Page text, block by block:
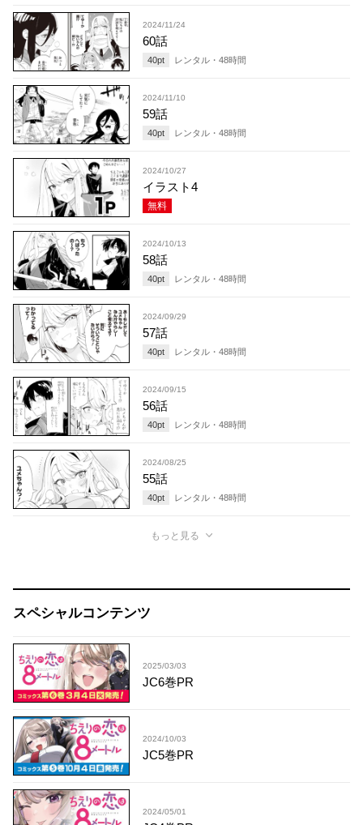
2024/11/24
60話
40pt レンタル・ 48時間
2024/11/10
59話
40pt レンタル・ 48時間
2024/10/27
イラスト4
無料
2024/10/13
58話
40pt レンタル・ 48時間
2024/09/29
57話
40pt レンタル・ 48時間
2024/09/15
56話
40pt レンタル・ 48時間
2024/08/25
55話
40pt レンタル・ 48時間
もっと見る
スペシャルコンテンツ
2025/03/03
JC6巻PR
2024/10/03
JC5巻PR
2024/05/01